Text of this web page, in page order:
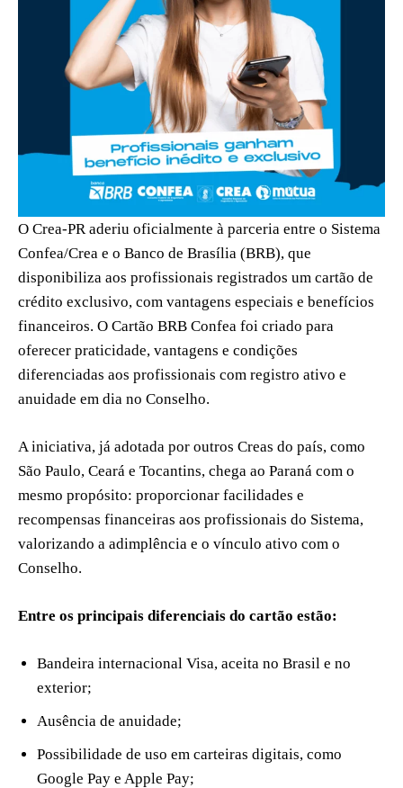
O Crea-PR aderiu oficialmente à parceria entre o Sistema
Confea/Crea e o Banco de Brasília (BRB), que
disponibiliza aos profissionais registrados um cartão de
crédito exclusivo, com vantagens especiais e benefícios
financeiros. O Cartão BRB Confea foi criado para
oferecer praticidade, vantagens e condições
diferenciadas aos profissionais com registro ativo e
anuidade em dia no Conselho.
A iniciativa, já adotada por outros Creas do país, como
São Paulo, Ceará e Tocantins, chega ao Paraná com o
mesmo propósito: proporcionar facilidades e
recompensas financeiras aos profissionais do Sistema,
valorizando a adimplência e o vínculo ativo com o
Conselho.
Entre os principais diferenciais do cartão estão:
Bandeira internacional Visa, aceita no Brasil e no
exterior;
Ausência de anuidade;
Possibilidade de uso em carteiras digitais, como
Google Pay e Apple Pay;